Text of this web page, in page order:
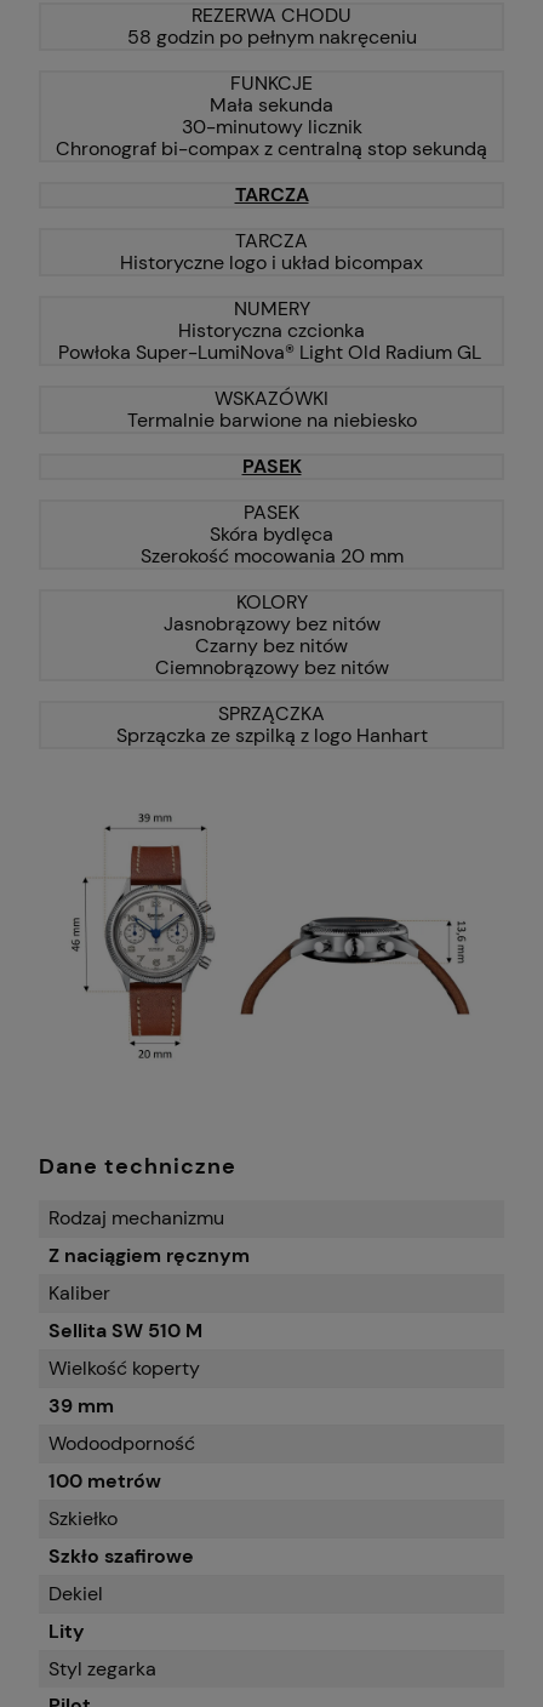
REZERWA CHODU
58 godzin po pełnym nakręceniu
FUNKCJE
Mała sekunda
30-minutowy licznik
Chronograf bi-compax z centralną stop sekundą
TARCZA
TARCZA
Historyczne logo i układ bicompax
NUMERY
Historyczna czcionka
Powłoka Super-LumiNova® Light Old Radium GL
WSKAZÓWKI
Termalnie barwione na niebiesko
PASEK
PASEK
Skóra bydlęca
Szerokość mocowania 20 mm
KOLORY
Jasnobrązowy bez nitów
Czarny bez nitów
Ciemnobrązowy bez nitów
SPRZĄCZKA
Sprzączka ze szpilką z logo Hanhart
Dane techniczne
Rodzaj mechanizmu
Z naciągiem ręcznym
Kaliber
Sellita SW 510 M
Wielkość koperty
39 mm
Wodoodporność
100 metrów
Szkiełko
Szkło szafirowe
Dekiel
Lity
Styl zegarka